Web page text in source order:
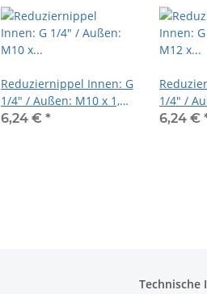
Reduziernippel Innen: G
1/4" / Außen: M10 x 1,0
Messing vernickelt
6,24 € *
1/4" /
Messing
6,24 €
Technische